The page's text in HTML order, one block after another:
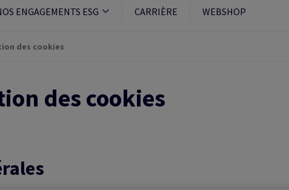
ENGAGEMENTS ESG CARRIÈRE WEBSHOP
des cookies
des cookies